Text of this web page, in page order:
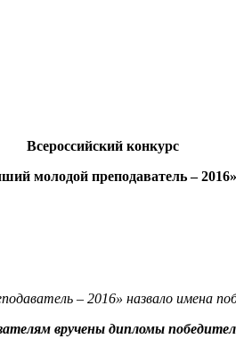
Всероссийский конкурс
молодой преподаватель – 2016»
– 2016» назвало имена
вручены дипломы